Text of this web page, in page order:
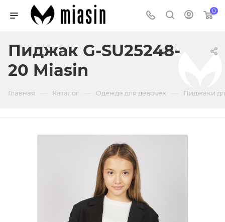
0
Пиджак G-SU25248-
20 Miasin
Главная Каталог Одежда для девочек Пиджаки